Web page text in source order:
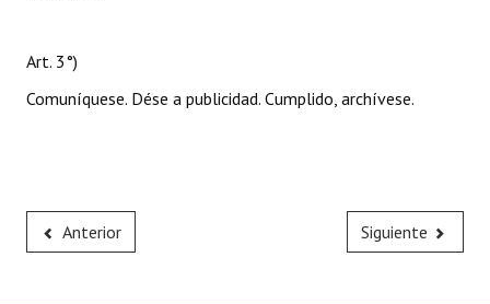
Art. 3°)
Comuníquese. Dése a publicidad. Cumplido, archívese.
Anterior Siguiente